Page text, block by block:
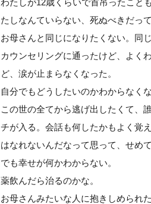
わたしが12歳くらいで首吊ったこと
たしなんていらない、死ぬべきだっ
お母さんと同じになりたくない。同
カウンセリングに通ったけど、よく
ど、涙が止まらなくなった。
自分でもどうしたいのかわからなくな
この世の全てから逃げ出したくて、
チが入る。会話も何したかもよく覚
はなれないんだなって思って、せめ
でも幸せが何かわからない。
薬飲んだら治るのかな。
お母さんみたいな人に抱きしめられた